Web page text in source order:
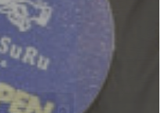
伝えたい。